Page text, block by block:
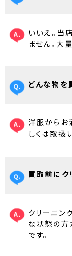
いいえ。当
ません。大
どんな物を
洋服からお
しくは取扱
買取前にク
クリーニン
な状態の方
です。